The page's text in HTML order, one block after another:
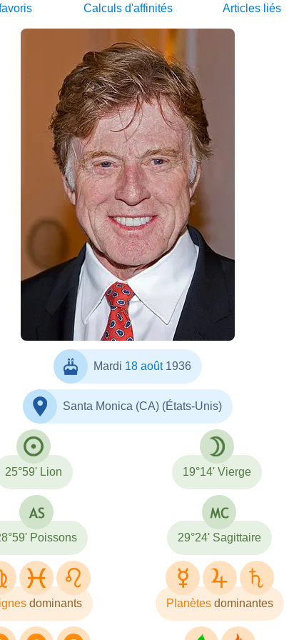
Calculs d'affinités Articles liés
Mardi 18 août1936
Santa Monica (CA) (États-Unis)
25°59' Lion 19°14' Vierge
Poissons 29°24' Sagittaire
dominants Planètes dominantes